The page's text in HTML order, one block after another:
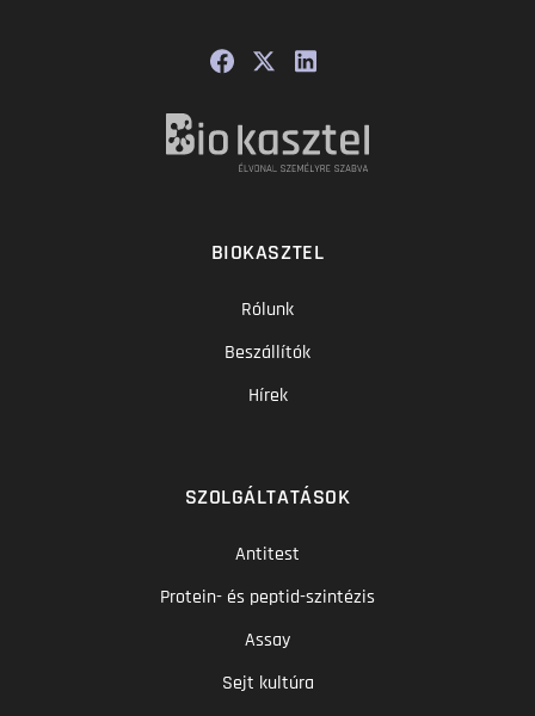
BIOKASZTEL
Rólunk
Beszállítók
Hírek
SZOLGÁLTATÁSOK
Antitest
Protein- és peptid-szintézis
Assay
Sejt kultúra